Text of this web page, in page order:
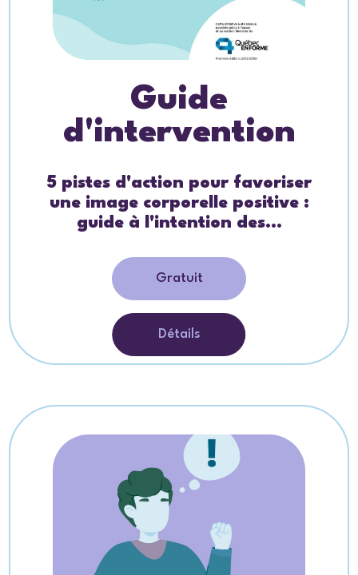
Guide
d'intervention
5 pistes d'action pour favoriser
une image corporelle positive :
guide à l'intention des...
Gratuit
Détails